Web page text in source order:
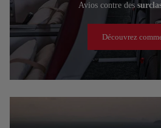
Avios contre des
Découvrez